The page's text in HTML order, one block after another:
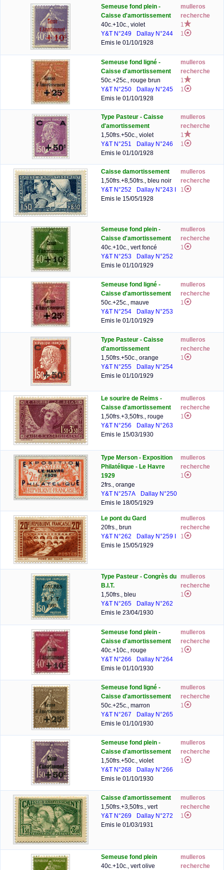
Semeuse fond plein -
Caisse d'amortissement
40c.+10c., violet
Y&T N°249
Dallay N°244
Emis le 01/10/1928
mulleros
recherche
1
1
Semeuse fond ligné -
Caisse d'amortissement
50c.+25c., rouge brun
Y&T N°250
Dallay N°245
Emis le 01/10/1928
mulleros
recherche
1
1
Type Pasteur - Caisse
d'amortissement
1,50frs.+50c., violet
Y&T N°251
Dallay N°246
Emis le 01/10/1928
mulleros
recherche
1
1
Caisse damortissement
1,50frs.+8,50frs., bleu noir
Y&T N°252
Dallay N°243 I
Emis le 15/05/1928
mulleros
recherche
1
Semeuse fond plein -
Caisse d'amortissement
40c.+10c., vert foncé
Y&T N°253
Dallay N°252
Emis le 01/10/1929
mulleros
recherche
1
Semeuse fond ligné -
Caisse d'amortissement
50c.+25c., mauve
Y&T N°254
Dallay N°253
Emis le 01/10/1929
mulleros
recherche
1
Type Pasteur - Caisse
d'amortissement
1,50frs.+50c., orange
Y&T N°255
Dallay N°254
Emis le 01/10/1929
mulleros
recherche
1
Le sourire de Reims -
Caisse d'amortissement
1,50frs.+3,50frs., rouge
Y&T N°256
Dallay N°263
Emis le 15/03/1930
mulleros
recherche
1
Type Merson - Exposition
Philatélique - Le Havre
1929
2frs., orange
Y&T N°257A
Dallay N°250
Emis le 18/05/1929
mulleros
recherche
1
Le pont du Gard
20frs., brun
Y&T N°262
Dallay N°259 I
Emis le 15/05/1929
mulleros
recherche
1
Type Pasteur - Congrès du
B.I.T.
1,50frs., bleu
Y&T N°265
Dallay N°262
Emis le 23/04/1930
mulleros
recherche
1
Semeuse fond plein -
Caisse d'amortissement
40c.+10c., rouge
Y&T N°266
Dallay N°264
Emis le 01/10/1930
mulleros
recherche
1
Semeuse fond ligné -
Caisse d'amortissement
50c.+25c., marron
Y&T N°267
Dallay N°265
Emis le 01/10/1930
mulleros
recherche
1
Semeuse fond plein -
Caisse d'amortissement
1,50frs.+50c., violet
Y&T N°268
Dallay N°266
Emis le 01/10/1930
mulleros
recherche
1
Caisse d'amortissement
1,50frs.+3,50frs., vert
Y&T N°269
Dallay N°272
Emis le 01/03/1931
mulleros
recherche
1
Semeuse fond plein
40c.+10c., vert olive
mulleros
recherche